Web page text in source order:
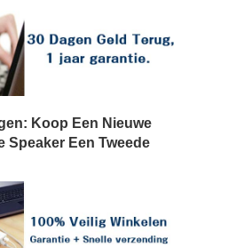
Koop Een Nieuwe
Speaker Een Tweede